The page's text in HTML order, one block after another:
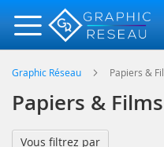
Graphic Réseau Papiers &
Papiers & Films
Vous filtrez par